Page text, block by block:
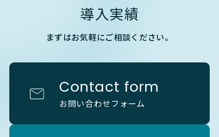
導入実績
まずはお気軽にご相談ください。
Contact form
お問い合わせフォーム